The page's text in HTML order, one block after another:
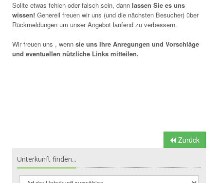
Sollte etwas fehlen oder falsch sein, dann lassen Sie es uns
wissen! Generell freuen wir uns (und die nächsten Besucher) über
Rückmeldungen um unser Angebot laufend zu verbessern.
Wir freuen uns , wenn sie uns Ihre Anregungen und Vorschläge
und eventuellen nützliche Links mitteilen.
Zurück
Unterkunft finden...